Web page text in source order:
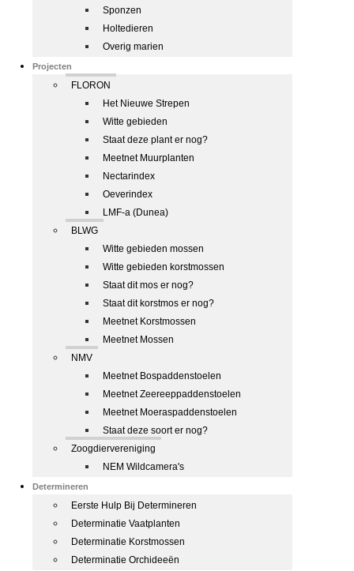
Sponzen
Holtedieren
Overig marien
Projecten
FLORON
Het Nieuwe Strepen
Witte gebieden
Staat deze plant er nog?
Meetnet Muurplanten
Nectarindex
Oeverindex
LMF-a (Dunea)
BLWG
Witte gebieden mossen
Witte gebieden korstmossen
Staat dit mos er nog?
Staat dit korstmos er nog?
Meetnet Korstmossen
Meetnet Mossen
NMV
Meetnet Bospaddenstoelen
Meetnet Zeereeppaddenstoelen
Meetnet Moeraspaddenstoelen
Staat deze soort er nog?
Zoogdiervereniging
NEM Wildcamera's
Determineren
Eerste Hulp Bij Determineren
Determinatie Vaatplanten
Determinatie Korstmossen
Determinatie Orchideeën